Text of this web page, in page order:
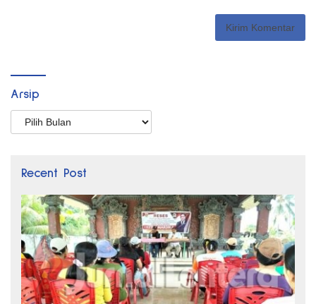
Arsip
Arsip
Recent Post